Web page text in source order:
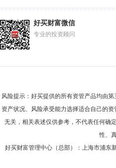
好买财富微信
专业的投资顾问
风险提示：好买提供的所有资管产品均由
资产状况、风险承受能力选择适合自己的
无关，相关表述仅供参考，不代表任何确
性、
好买财富管理中心（总部）：上海市浦东